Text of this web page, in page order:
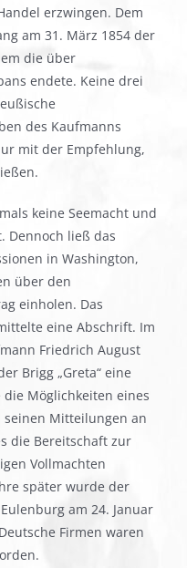
erzwingen. Dem
am 31. März 1854 der
die über
endete. Keine drei
des Kaufmanns
mit der Empfehlung,
keine Seemacht und
Dennoch ließ das
in Washington,
über den
einholen. Das
eine Abschrift. Im
Friedrich August
Brigg „Greta“ eine
die Möglichkeiten eines
seinen Mitteilungen an
die Bereitschaft zur
Vollmachten
später wurde der
am 24. Januar
Firmen waren